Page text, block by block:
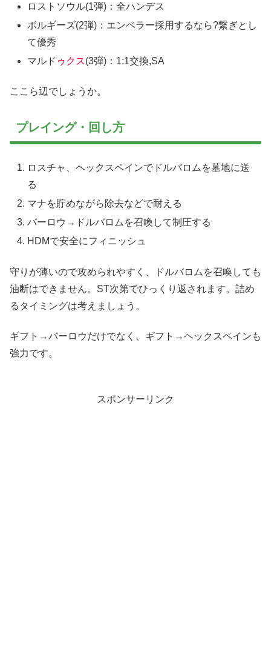
ロストソウル(1弾)：全ハンデス
ボルギーズ(2弾)：エンペラー採用するなら?繋ぎとし
て優秀
マルド ゥクス(3弾)：1:1交換,SA
ここら辺でしょうか。
プレイング・回し方
ロスチャ、ヘックスペインでドルバロムを墓地に送
る
マナを貯めながら除去などで耐える
バーロウ→ドルバロムを召喚して制圧する
HDMで安全にフィニッシュ
守りが薄いので攻められやすく、ドルバロムを召喚しても
油断はできません。ST次第でひっくり返されます。詰め
るタイミングは考えましょう。
ギフト→バーロウだけでなく、ギフト→ヘックスペインも
強力です。
スポンサーリンク